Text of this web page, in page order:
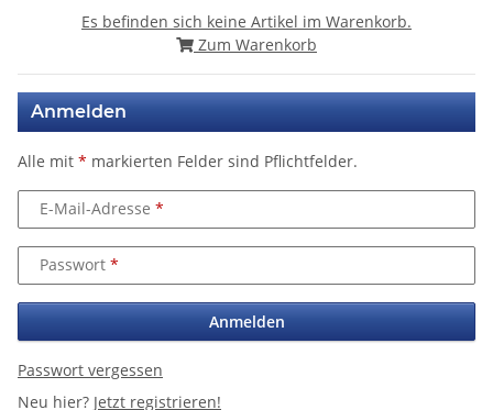
Es befinden sich keine Artikel im Warenkorb.
Zum Warenkorb
Anmelden
Alle mit * markierten Felder sind Pflichtfelder.
E-Mail-Adresse
Passwort
Anmelden
Passwort vergessen
Neu hier? Jetzt registrieren!